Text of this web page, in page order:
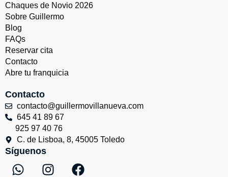
Chaques de Novio 2026
Sobre Guillermo
Blog
FAQs
Reservar cita
Contacto
Abre tu franquicia
Contacto
contacto@guillermovillanueva.com
645 41 89 67
925 97 40 76
C. de Lisboa, 8, 45005 Toledo
Síguenos
W
I
F